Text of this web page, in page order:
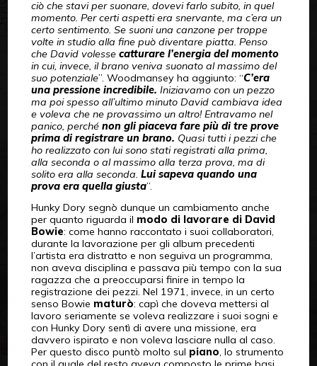
ciò che stavi per suonare, dovevi farlo subito, in quel
momento. Per certi aspetti era snervante, ma c’era un
certo sentimento. Se suoni una canzone per troppe
volte in studio alla fine può diventare piatta. Penso
che David volesse catturare l’energia del momento
in cui, invece, il brano veniva suonato al massimo del
suo potenziale”. Woodmansey ha aggiunto: “C’era
una pressione incredibile. Iniziavamo con un pezzo
ma poi spesso all’ultimo minuto David cambiava idea
e voleva che ne provassimo un altro! Entravamo nel
panico, perché non gli piaceva fare più di tre prove
prima di registrare un brano. Quasi tutti i pezzi che
ho realizzato con lui sono stati registrati alla prima,
alla seconda o al massimo alla terza prova, ma di
solito era alla seconda. Lui sapeva quando una
prova era quella giusta”.
Hunky Dory segnò dunque un cambiamento anche
per quanto riguarda il modo di lavorare di David
Bowie: come hanno raccontato i suoi collaboratori,
durante la lavorazione per gli album precedenti
l’artista era distratto e non seguiva un programma,
non aveva disciplina e passava più tempo con la sua
ragazza che a preoccuparsi finire in tempo la
registrazione dei pezzi. Nel 1971, invece, in un certo
senso Bowie maturò: capì che doveva mettersi al
lavoro seriamente se voleva realizzare i suoi sogni e
con Hunky Dory sentì di avere una missione, era
davvero ispirato e non voleva lasciare nulla al caso.
Per questo disco puntò molto sul piano, lo strumento